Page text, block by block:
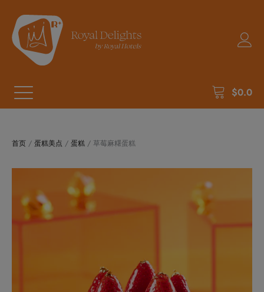
$0.0
首页 / 蛋糕美点 / 蛋糕 / 草莓麻糬蛋糕